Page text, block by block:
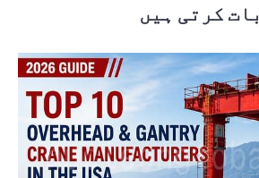
بات کرتی ہیں